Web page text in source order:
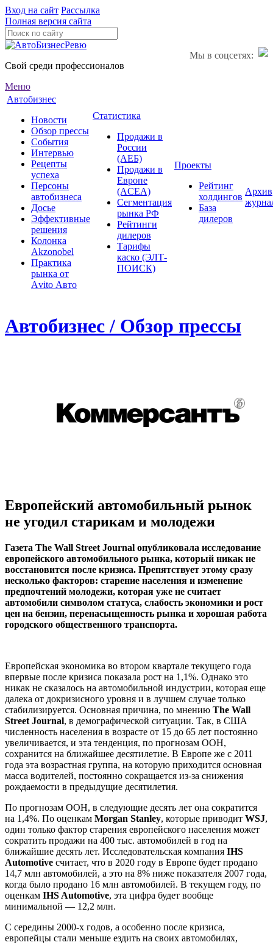
Вход на сайт Рассылка
Полная версия сайта
Мы в соцсетях:
Свой среди профессионалов
Меню
Автобизнес
Новости
Обзор прессы
События
Интервью
Рецепты
успеха
Персоны
автобизнеса
Досье
Эффективные
решения
Колонка
Akzonobel
Практика
рынка от
Аvito Авто
Статистика
Продажи в
России
(АЕБ)
Продажи в
Европе
(ACEA)
Сегментация
рынка РФ
Рейтинги
дилеров
Тарифы
каско (ЭЛТ-
ПОИСК)
Проекты
Рейтинг
холдингов
База
дилеров
Архив
Автобизнес / Обзор прессы
Европейский автомобильный рынок
не угодил старикам и молодежи
Газета The Wall Street Journal опубликовала исследование
европейского автомобильного рынка, который никак не
восстановится после кризиса. Препятствует этому сразу
несколько факторов: старение населения и изменение
предпочтений молодежи, которая уже не считает
автомобили символом статуса, слабость экономики и рост
цен на бензин, перенасыщенность рынка и хорошая работа
городского общественного транспорта.
Европейская экономика во втором квартале текущего года
впервые после кризиса показала рост на 1,1%. Однако это
никак не сказалось на автомобильной индустрии, которая еще
далека от докризисного уровня и в лучшем случае только
стабилизируется. Основная причина, по мнению The Wall
Street Journal, в демографической ситуации. Так, в США
численность населения в возрасте от 15 до 65 лет постоянно
увеличивается, и эта тенденция, по прогнозам ООН,
сохранится на ближайшее десятилетие. В Европе же с 2011
года эта возрастная группа, на которую приходится основная
масса водителей, постоянно сокращается из-за снижения
рождаемости в предыдущие десятилетия.
По прогнозам ООН, в следующие десять лет она сократится
на 1,4%. По оценкам Morgan Stanley, которые приводит WSJ,
один только фактор старения европейского населения может
сократить продажи на 400 тыс. автомобилей в год на
ближайшие десять лет. Исследовательская компания IHS
Automotive считает, что в 2020 году в Европе будет продано
14,7 млн автомобилей, а это на 8% ниже показателя 2007 года,
когда было продано 16 млн автомобилей. В текущем году, по
оценкам IHS Automotive, эта цифра будет вообще
минимальной — 12,2 млн.
С середины 2000-х годов, а особенно после кризиса,
европейцы стали меньше ездить на своих автомобилях,